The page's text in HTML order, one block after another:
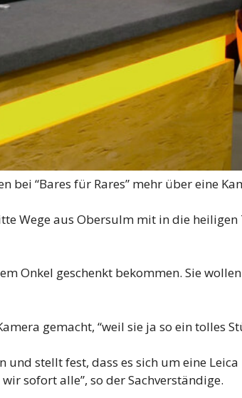
bei “Bares für Rares” mehr über eine
Wege aus Obersulm mit in die
Onkel geschenkt bekommen. Sie
gemacht, “weil sie ja so ein tolles
stellt fest, dass es sich um eine
sofort alle”, so der Sachverständige.